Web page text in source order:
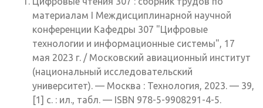
материалам I Междисциплинарной научной
конференции Кафедры 307 "Цифровые
технологии и информационные системы", 17
мая 2023 г. / Московский авиационный институт
(национальный исследовательский
университет). — Москва : Технология, 2023. — 39,
[1] с. : ил., табл. — ISBN 978-5-9908291-4-5.